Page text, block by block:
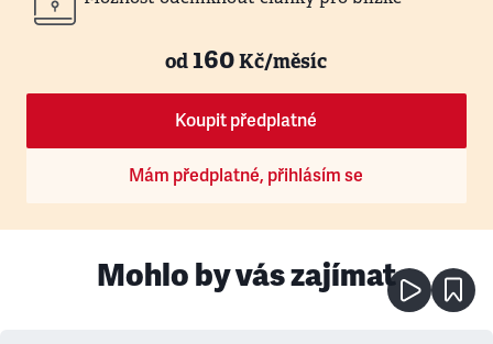
od160Kč/měsíc
Koupit předplatné
Mám předplatné, přihlásím se
Mohlo by vás zajímat